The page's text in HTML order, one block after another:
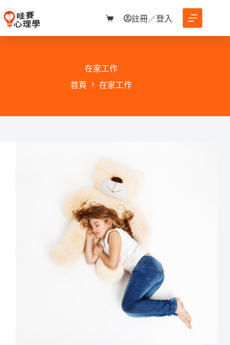
至
購
物
註冊／登入
在家工作
首頁
在家工作